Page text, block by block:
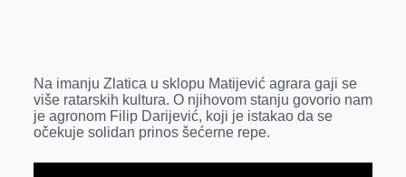
b
o
o
k
e
n
g
e
e
d
I
n
r
s
A
p
p
l
Na imanju Zlatica u sklopu Matijević agrara gaji se
više ratarskih kultura. O njihovom stanju govorio nam
je agronom Filip Darijević, koji je istakao da se
očekuje solidan prinos šećerne repe.